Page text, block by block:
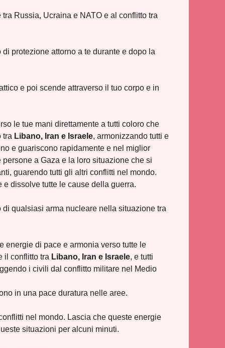
Russia, Ucraina e NATO e al conflitto tra
protezione attorno a te durante e dopo la
e poi scende attraverso il tuo corpo e in
le tue mani direttamente a tutti coloro che
tra Libano, Iran e Israele, armonizzando tutti e
e guariscono rapidamente e nel miglior
a Gaza e la loro situazione che si
guarendo tutti gli altri conflitti nel mondo.
dissolve tutte le cause della guerra.
qualsiasi arma nucleare nella situazione tra
di pace e armonia verso tutte le
il conflitto tra Libano, Iran e Israele, e tutti
i civili dal conflitto militare nel Medio
in una pace duratura nelle aree.
nel mondo. Lascia che queste energie
situazioni per alcuni minuti.